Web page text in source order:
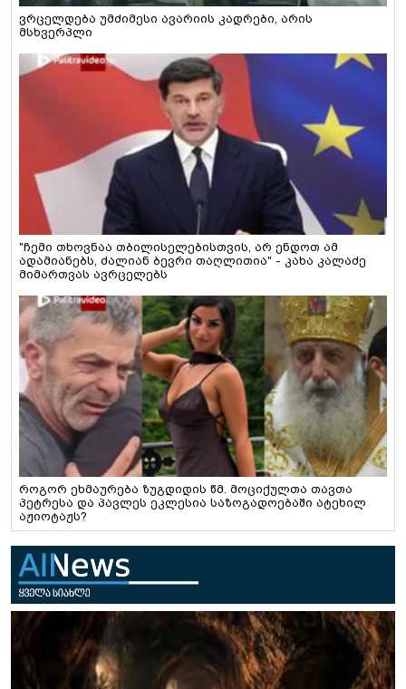
ვრცელდება უმძიმესი ავარიის კადრები, არის
მსხვერპლი
"ჩემი თხოვნაა თბილისელებისთვის, არ ენდოთ ამ
ადამიანებს, ძალიან ბევრი თაღლითია" - კახა კალაძე
მიმართვას ავრცელებს
როგორ ეხმაურება ზუგდიდის წმ. მოციქულთა თავთა
პეტრესა და პავლეს ეკლესია საზოგადოებაში ატეხილ
აჟიოტაჟს?